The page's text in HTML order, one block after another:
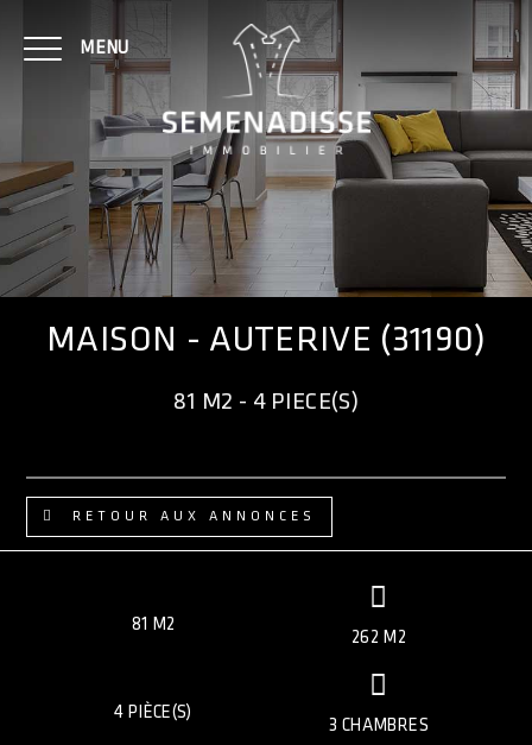
MENU
NOTRE AGENCE
ACHAT
LOCATION
CONTACT
ACCÈS CLIENT
MAISON - AUTERIVE (31190)
81 M2 - 4 PIECE(S)
RETOUR AUX ANNONCES
81 M2
262 M2
4 PIÈCE(S)
3 CHAMBRES